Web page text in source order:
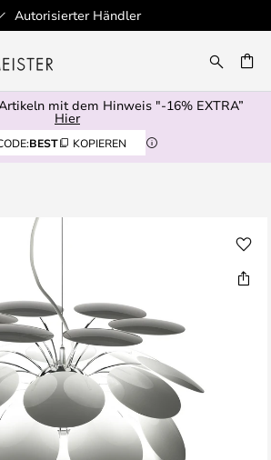
Autorisierter Händler
mit dem Hinweis "-16% EXTRA”
Hier
BEST KOPIEREN